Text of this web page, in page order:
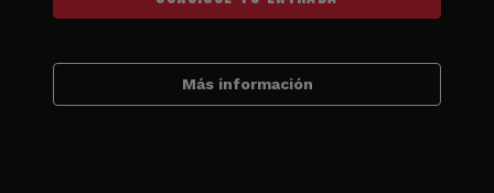
Más información